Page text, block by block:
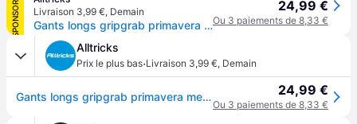
SPONSORISÉ
Livraison 3,99 €, Demain
Gants longs gripgrab primavera merino ii noir
24,99 €
Ou 3 paiements de 8,33 €
Alltricks
Prix le plus bas·Livraison 3,99 €, Demain
Gants longs gripgrab primavera merino ii noir 24,99 €
Ou 3 paiements de 8,33 €